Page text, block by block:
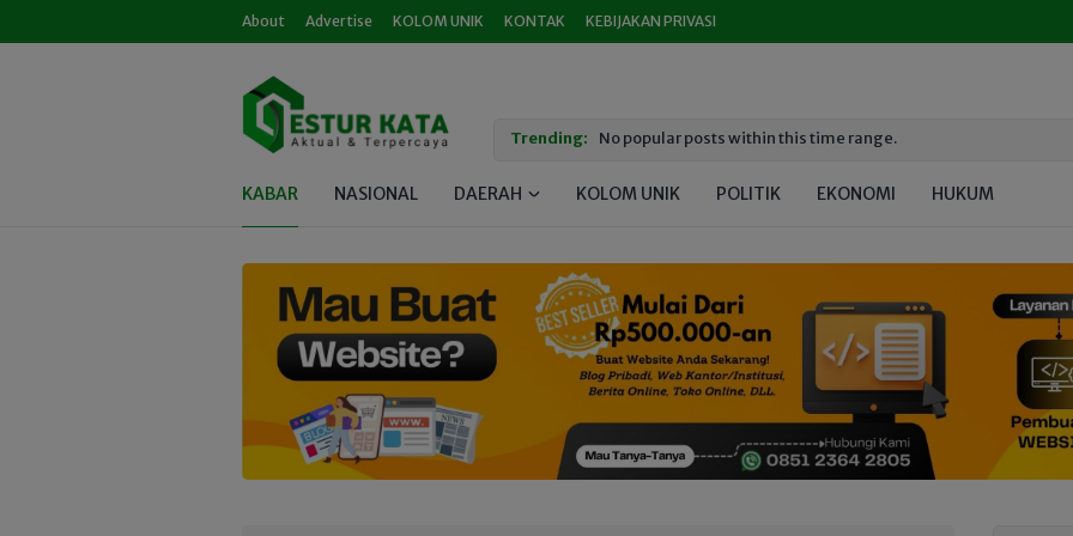
About Advertise KOLOM UNIK KONTAK KEBIJAKAN PRIVASI
Trending: No popular posts within this time range.
KABAR NASIONAL DAERAH KOLOM UNIK POLITIK EKONOMI HUKUM